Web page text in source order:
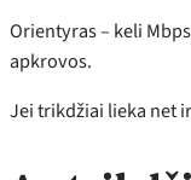
Orientyras – keli
apkrovos.
Jei trikdžiai lieka net